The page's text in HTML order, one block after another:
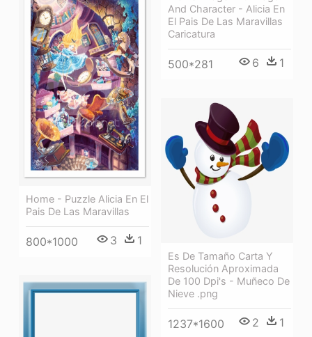
And Character - Alicia En
El Pais De Las Maravillas
Caricatura
500*281 6 1
Home - Puzzle Alicia En El
Pais De Las Maravillas
800*1000 3 1
Es De Tamaño Carta Y
Resolución Aproximada
De 100 Dpi's - Muñeco De
Nieve .png
1237*1600 2 1